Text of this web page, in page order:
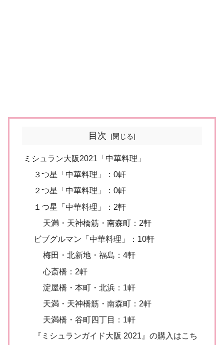
目次
ミシュラン大阪2021「中華料理」
３つ星「中華料理」：0軒
２つ星「中華料理」：0軒
１つ星「中華料理」：2軒
天満・天神橋筋・南森町：2軒
ビブグルマン「中華料理」：10軒
梅田・北新地・福島：4軒
心斎橋：2軒
淀屋橋・本町・北浜：1軒
天満・天神橋筋・南森町：2軒
天満橋・谷町四丁目：1軒
『ミシュランガイド大阪 2021』の購入はこち